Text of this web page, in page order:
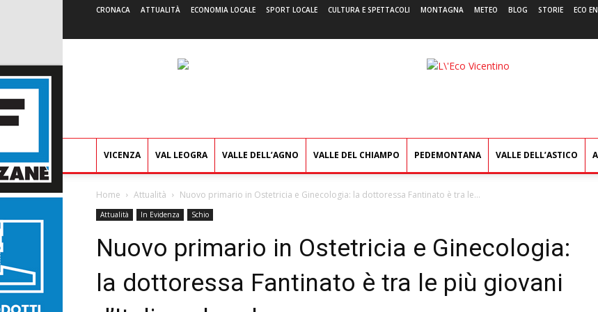
CRONACA ATTUALITÀ ECONOMIA LOCALE SPORT LOCALE CULTURA E SPETTACOLI MONTAGNA METEO BLOG STORIE ECO
L'Eco
VICENZA VAL LEOGRA VALLE DELL’AGNO VALLE DEL CHIAMPO PEDEMONTANA VALLE DELL’ASTICO
Home Attualità Nuovo primario in Ostetricia e Ginecologia: la dottoressa Fantinato è tra le...
Attualità In Evidenza Schio
Nuovo primario in Ostetricia e Ginecologia:
la dottoressa Fantinato è tra le più giovani